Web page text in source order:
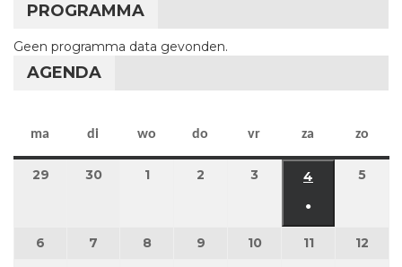
PROGRAMMA
Geen programma data gevonden.
AGENDA
ma maandag
di dinsdag
wo woensdag
do donderdag
vr vrijdag
za zaterdag
zo
29 29 juni 2026
3030 juni 2026
11 juli 2026
2 2 juli 2026
3 3 juli 2026
4 4 juli 2026
●
(1
5
6 6 juli 2026
7 7 juli 2026
8 8 juli 2026
9 9 juli 2026
10 10 juli 2026
1111 juli 2026
12